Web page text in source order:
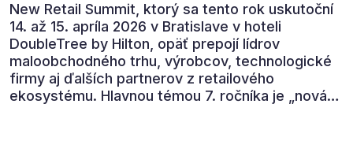
New Retail Summit, ktorý sa tento rok uskutoční
14. až 15. apríla 2026 v Bratislave v hoteli
DoubleTree by Hilton, opäť prepojí lídrov
maloobchodného trhu, výrobcov, technologické
firmy aj ďalších partnerov z retailového
ekosystému. Hlavnou témou 7. ročníka je „nová